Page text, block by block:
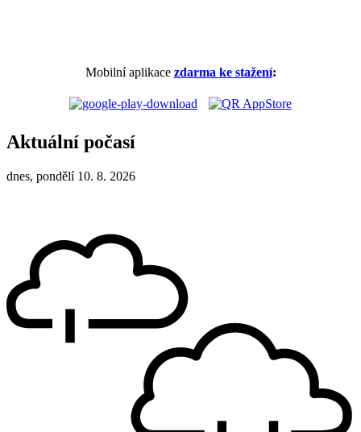
Mobilní aplikace zdarma ke stažení:
Aktuální počasí
dnes, pondělí 10. 8. 2026